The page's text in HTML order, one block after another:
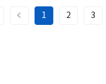
이
1 2 3